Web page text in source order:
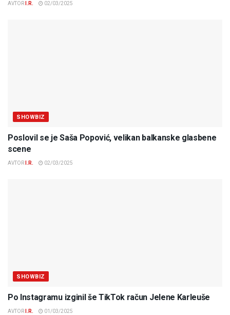
AVTOR I.R. 02/03/2025
SHOWBIZ
Poslovil se je Saša Popović, velikan balkanske glasbene
scene
AVTOR I.R. 02/03/2025
SHOWBIZ
Po Instagramu izginil še TikTok račun Jelene Karleuše
AVTOR I.R. 01/03/2025